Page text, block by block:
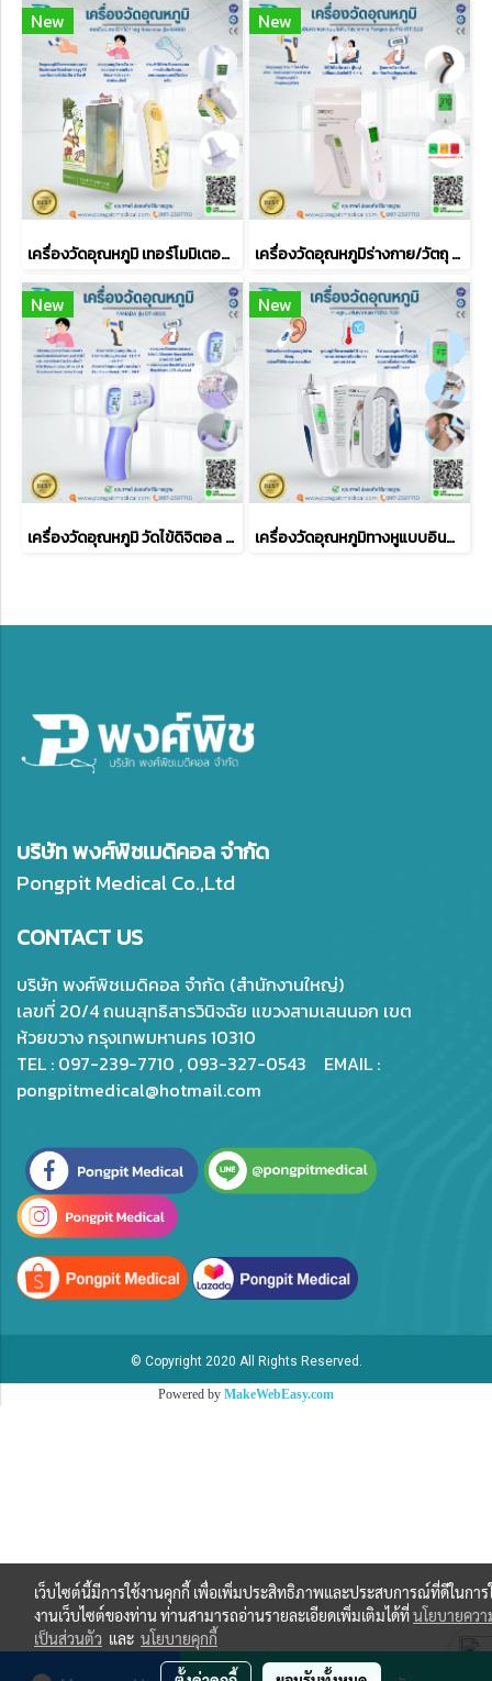
New
เครื่องวัดอุณหภูมิ เทอร์โมมิเตอร์วัดไข้ทางหู Rossmax รุ่น RA600
New
เครื่องวัดอุณหภูมิร่างกาย/วัตถุ แบบอินฟราเรด แบบไม่สัมผัสร่างกาย Pangao รุ่น PG-IRT1602
New
เครื่องวัดอุณหภูมิ วัดไข้ดิจิตอล YAMADA รุ่น DT-8806
New
เครื่องวัดอุณหภูมิทางหูแบบอินฟราเรด FORA IR20
บริษัท พงศ์พิชเมดิคอล จำกัด
Pongpit Medical Co.,Ltd
CONTACT US
บริษัท พงศ์พิชเมดิคอล จำกัด (สำนักงานใหญ่)
เลขที่ 20/4 ถนนสุทธิสารวินิจฉัย แขวงสามเสนนอก เขต
ห้วยขวาง กรุงเทพมหานคร 10310
TEL : 097-239-7710 , 093-327-0543 EMAIL :
pongpitmedical@hotmail.com
© Copyright 2020 All Rights Reserved.
Powered by MakeWebEasy.com
เว็บไซต์นี้มีการใช้งานคุกกี้ เพื่อเพิ่มประสิทธิภาพและประสบการณ์ที่ดีในการ
งานเว็บไซต์ของท่าน ท่านสามารถอ่านรายละเอียดเพิ่มเติมได้ที่นโยบายคว
เป็นส่วนตัว และ นโยบายคุกกี้